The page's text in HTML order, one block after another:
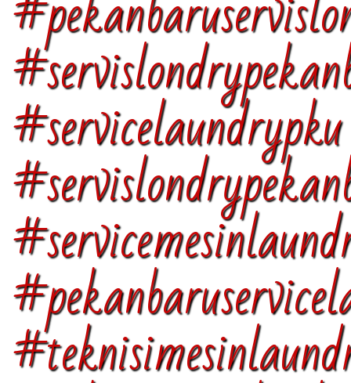
#servicelaundrypku